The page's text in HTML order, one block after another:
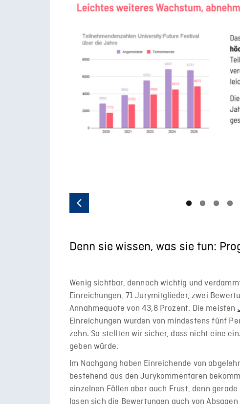
Denn sie wissen, was sie tun:
Wenig sichtbar, dennoch wichtig und
Einreichungen, 71 Jurymitglieder, zwei
Annahmequote von 43,8 Prozent. Die meisten
Einreichungen wurden von mindestens fünf
zehn. So stellten wir sicher, dass nicht eine
geben würde.
Im Nachgang haben Einreichende von
bestehend aus den Jurykommentaren
einzelnen Fällen aber auch Frust, denn